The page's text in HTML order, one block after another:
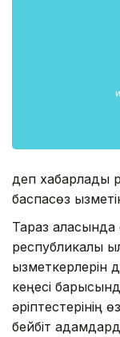
деп хабарлады
баспасөз
Тараз қаласында
республикалық
кеңесі
әріптестерінің
бейбіт